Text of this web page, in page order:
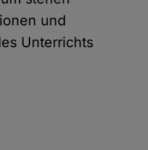
und
Unterrichts